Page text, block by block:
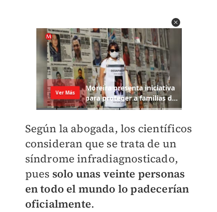
Según la abogada, los científicos
consideran que se trata de un
síndrome infradiagnosticado,
pues solo unas veinte personas
en todo el mundo lo padecerían
oficialmente.